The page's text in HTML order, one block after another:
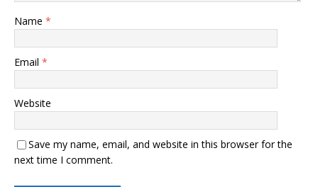
Name *
Email *
Website
Save my name, email, and website in this browser for the
next time I comment.